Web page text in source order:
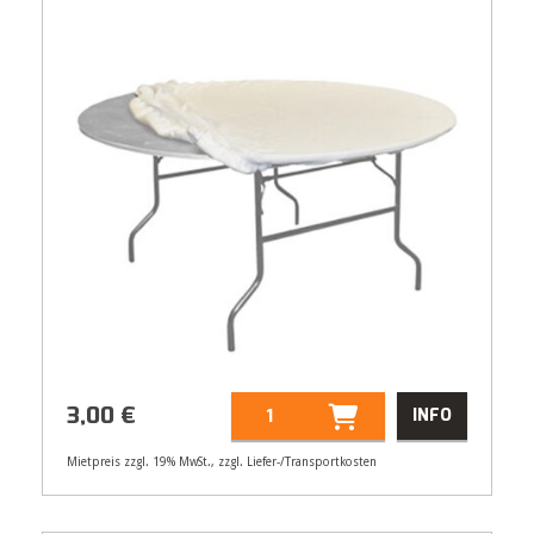
Artikelnummer
21292
3,00 € INFO
Mietpreis zzgl. 19% MwSt., zzgl. Liefer-/Transportkosten